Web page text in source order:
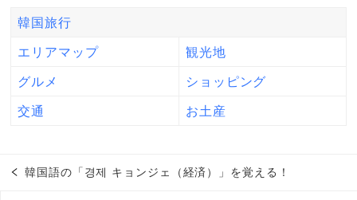
韓国旅行
エリアマップ 観光地
グルメ ショッピング
交通 お土産
韓国語の「경제 キョンジェ（経済）」を覚える！